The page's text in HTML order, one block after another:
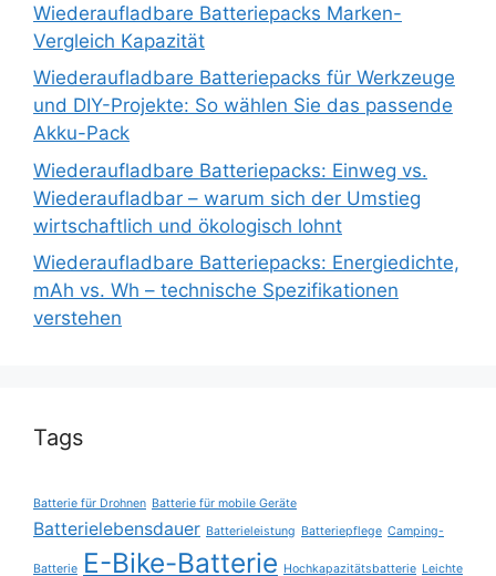
Wiederaufladbare Batteriepacks Marken-
Vergleich Kapazität
Wiederaufladbare Batteriepacks für Werkzeuge
und DIY-Projekte: So wählen Sie das passende
Akku-Pack
Wiederaufladbare Batteriepacks: Einweg vs.
Wiederaufladbar – warum sich der Umstieg
wirtschaftlich und ökologisch lohnt
Wiederaufladbare Batteriepacks: Energiedichte,
mAh vs. Wh – technische Spezifikationen
verstehen
Tags
Batterie für Drohnen Batterie für mobile Geräte
Batterielebensdauer Batterieleistung Batteriepflege Camping-
Batterie E-Bike-Batterie Hochkapazitätsbatterie Leichte